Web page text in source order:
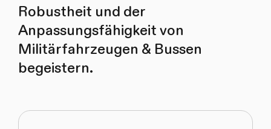
Robustheit und der
Anpassungsfähigkeit von
Militärfahrzeugen & Bussen
begeistern.